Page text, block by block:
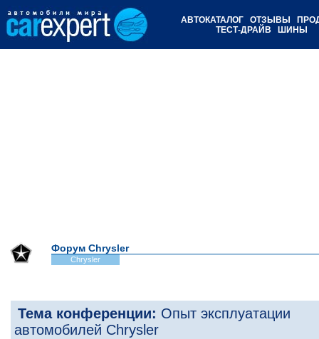
АВТОКАТАЛОГ ОТЗЫВЫ
ТЕСТ-ДРАЙВ
ШИНЫ
Форум Chrysler
Chrysler
Тема конференции: Опыт эксплуатации
автомобилей Chrysler